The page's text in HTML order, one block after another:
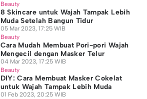
Beauty
8 Skincare untuk Wajah Tampak Lebih
Muda Setelah Bangun Tidur
05 Mar 2023, 17:25 WIB
Beauty
Cara Mudah Membuat Pori-pori Wajah
Mengecil dengan Masker Telur
04 Mar 2023, 17:25 WIB
Beauty
DIY: Cara Membuat Masker Cokelat
untuk Wajah Tampak Lebih Muda
01 Feb 2023, 20:25 WIB